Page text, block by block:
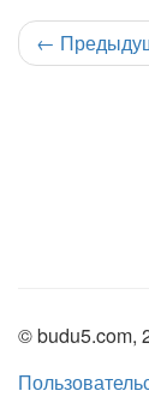
←
© budu5.com,